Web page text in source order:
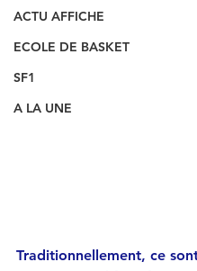
ACTU AFFICHE
ECOLE DE BASKET
SF1
A LA UNE
Traditionnellement, ce